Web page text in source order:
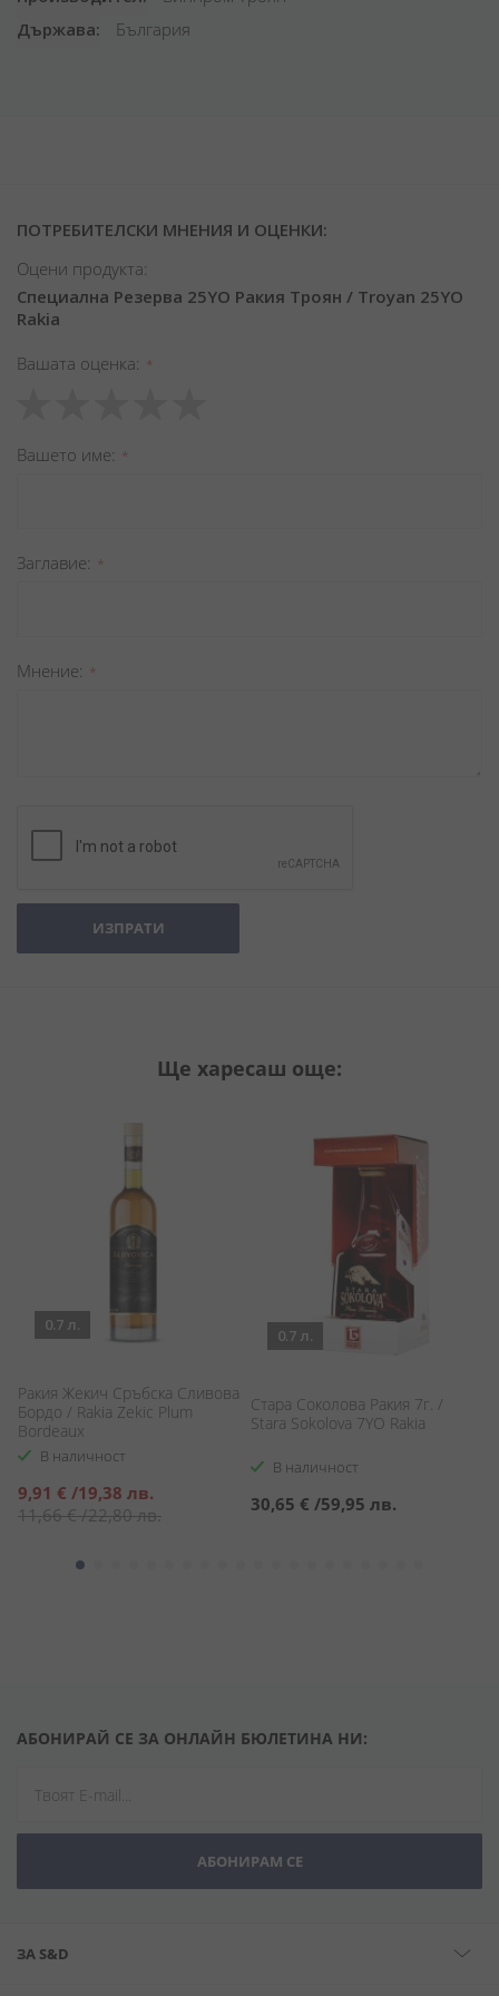
Държава
България
ПОТРЕБИТЕЛСКИ МНЕНИЯ И ОЦЕНКИ:
Оцени продукта:
Специална Резерва 25YO Ракия Троян / Troyan 25YO
Rakia
Вашата оценка
star
stars
stars
stars
stars
Вашето име
Заглавиe
Мнение
ИЗПРАТИ
Ще харесаш още:
0.7 л.
Ракия Жекич Сръбска Сливова
Бордо / Rakia Zekic Plum
Bordeaux
В наличност
Специална
цена
9,91 € /19,38 лв.
11,66 €/22,80 лв.
0.7 л.
Стара Соколова Ракия 7г. /
Stara Sokolova 7YO Rakia
В наличност
30,65 € /59,95 лв.
АБОНИРАЙ СЕ ЗА ОНЛАЙН БЮЛЕТИНА НИ:
АБОНИРАМ СЕ
ЗА S&D